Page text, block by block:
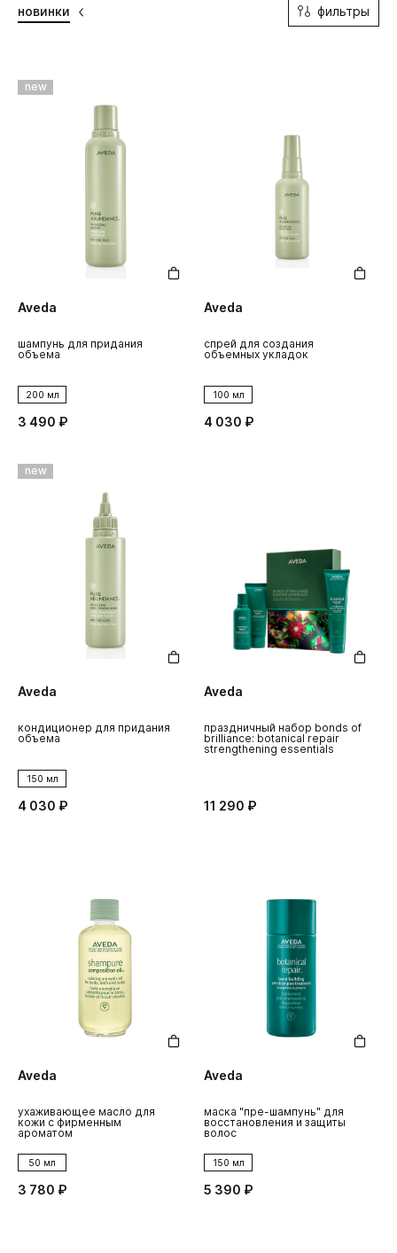
новинки фильтры
new
Aveda
шампунь для придания
объема
200 мл
3 490 ₽
Aveda
спрей для создания
объемных укладок
100 мл
4 030 ₽
new
Aveda
кондиционер для придания
объема
150 мл
4 030 ₽
Aveda
праздничный набор bonds of
brilliance: botanical repair
strengthening essentials
11 290 ₽
Aveda
ухаживающее масло для
кожи с фирменным
ароматом
50 мл
3 780 ₽
Aveda
маска "пре-шампунь" для
восстановления и защиты
волос
150 мл
5 390 ₽